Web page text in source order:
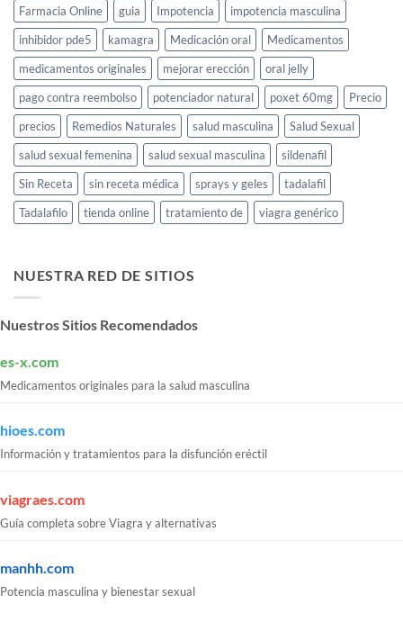
Farmacia Online
guia Impotencia
impotencia masculina
inhibidor pde5
kamagra Medicación oral
Medicamentos
medicamentos originales
mejorar erección
oral jelly
pago contra reembolso
potenciador natural poxet 60mg
Precio
precios
Remedios Naturales salud masculina
Salud Sexual
salud sexual femenina
salud sexual masculina
sildenafil
Sin Receta
sin receta médica sprays y geles
tadalafil
Tadalafilo
tienda online tratamiento de viagra genérico
NUESTRA RED DE SITIOS
Nuestros Sitios Recomendados
es-x.com
Medicamentos originales para la salud masculina
hioes.com
Información y tratamientos para la disfunción eréctil
viagraes.com
Guía completa sobre Viagra y alternativas
manhh.com
Potencia masculina y bienestar sexual